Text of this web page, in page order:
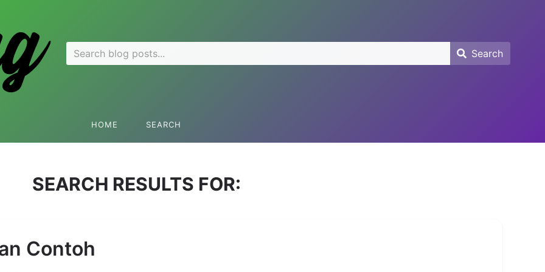
Search
for:
Search
Search
HOME SEARCH
SEARCH RESULTS FOR:
Contoh